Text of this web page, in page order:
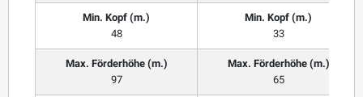
Min. Kopf (m.)
48
Min. Kopf (m.)
33
Max. Förderhöhe (m.)
97
Max. Förderhöhe (m.)
65